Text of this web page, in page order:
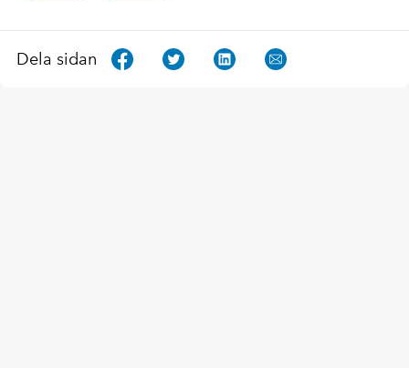
Dela sidan